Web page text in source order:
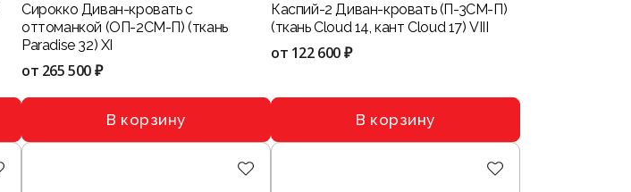
Сирокко Диван-кровать с
оттоманкой (ОП-2СМ-П) (ткань
Paradise 32) XI
от 265 500 ₽
В корзину
Каспий-2 Диван-кровать (П-3СМ-П)
(ткань Cloud 14, кант Cloud 17) VIII
от 122 600 ₽
В корзину